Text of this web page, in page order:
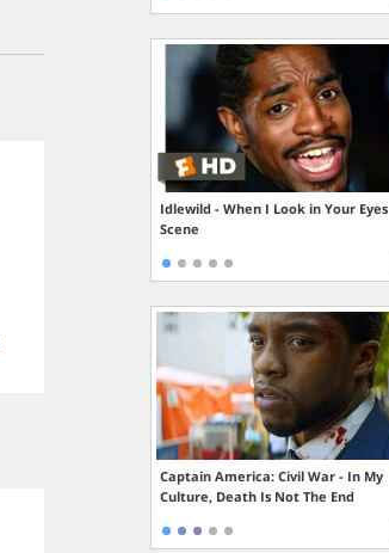
Idlewild - When I Look in Your Eyes
Scene
Captain America: Civil War - In My
Culture, Death Is Not The End